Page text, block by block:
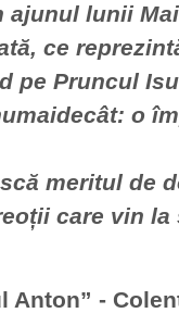
ajunul lunii
ce
pe Pruncul
o
meritul de
care vin
Anton” -